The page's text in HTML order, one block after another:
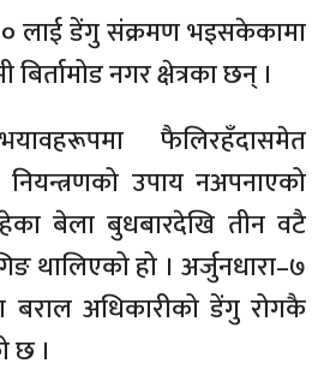
लाई डेंगु संक्रमण भइसकेकामा
बिर्तामोड नगर क्षेत्रका छन् ।
फैलिरहँदासमेत
उपाय नअपनाएको
बेला बुधबारदेखि तीन वटै
थालिएको हो । अर्जुनधारा–७
बराल अधिकारीको डेंगु रोगकै
छ ।